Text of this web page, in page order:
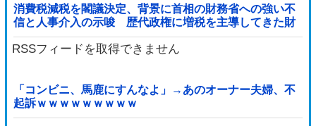
消費税減税を閣議決定、背景に首相の財務省への強い不
信と人事介入の示唆 歴代政権に増税を主導してきた財
務省、高市内閣に完全敗北
RSSフィードを取得できません
「コンビニ、馬鹿にすんなよ」→あのオーナー夫婦、不
起訴ｗｗｗｗｗｗｗｗｗ